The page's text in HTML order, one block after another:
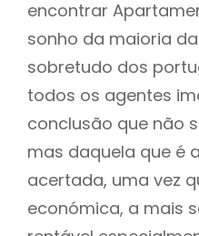
encontrar
sonho da maioria
sobretudo dos
todos os agentes
conclusão que não
mas daquela que é
acertada, uma vez
económica, a mais